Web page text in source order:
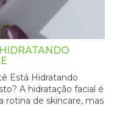
Está Hidratando
A hidratação facial é
rotina de skincare, mas